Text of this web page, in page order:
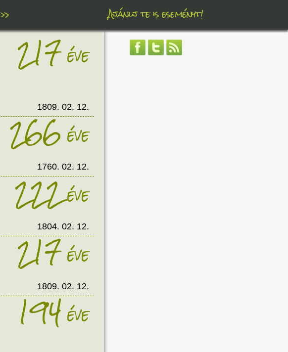
» Ajánlj te is eseményt!
217éve
1809. 02. 12.
266éve
1760. 02. 12.
222éve
1804. 02. 12.
217éve
1809. 02. 12.
194éve